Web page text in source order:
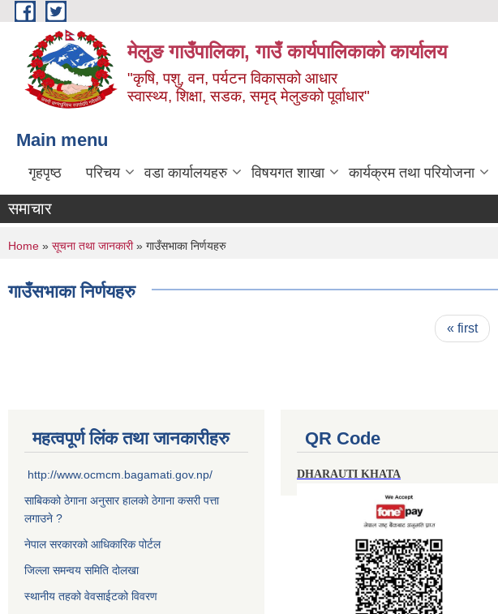
Skip to main content
मेलुङ गाउँपालिका, गाउँ कार्यपालिकाको कार्यालय
"कृषि, पशु, वन, पर्यटन विकासको आधार
स्वास्थ्य, शिक्षा, सडक, समृद् मेलुङको पूर्वाधार"
Main menu
गृहपृष्ठ परिचय वडा कार्यालयहरु विषयगत शाखा कार्यक्रम तथा परियोजना
समाचार
You are here
Home » सूचना तथा जानकारी» गाउँसभाका निर्णयहरु
गाउँसभाका निर्णयहरु
« first
महत्वपूर्ण लिंक तथा जानकारीहरु
http://www.ocmcm.bagamati.gov.np/
साबिकको ठेगाना अनुसार हालको ठेगाना कसरी पत्ता
लगाउने ?
नेपाल सरकारको आधिकारिक पोर्टल
जिल्ला समन्वय समिति दोलखा
स्थानीय तहको वेवसाईटको विवरण
QR Code
DHARAUTI KHATA